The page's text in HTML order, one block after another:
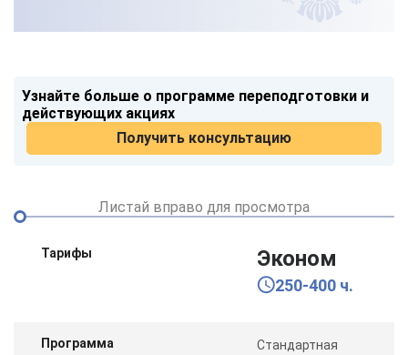
Узнайте больше о программе переподготовки и
действующих акциях
Получить консультацию
Листай вправо для просмотра
Тарифы Эконом
250-400 ч.
Программа
Стандартная